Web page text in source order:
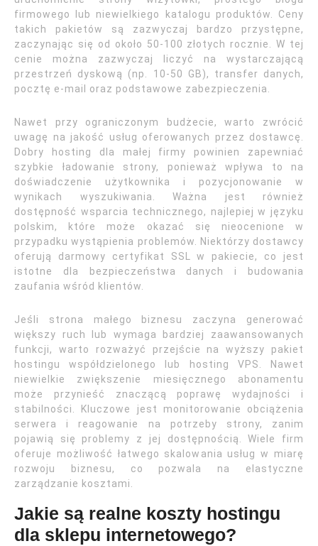
firmowego lub niewielkiego katalogu produktów. Ceny
takich pakietów są zazwyczaj bardzo przystępne,
zaczynając się od około 50-100 złotych rocznie. W tej
cenie można zazwyczaj liczyć na wystarczającą
przestrzeń dyskową (np. 10-50 GB), transfer danych,
pocztę e-mail oraz podstawowe zabezpieczenia.
Nawet przy ograniczonym budżecie, warto zwrócić
uwagę na jakość usług oferowanych przez dostawcę.
Dobry hosting dla małej firmy powinien zapewniać
szybkie ładowanie strony, ponieważ wpływa to na
doświadczenie użytkownika i pozycjonowanie w
wynikach wyszukiwania. Ważna jest również
dostępność wsparcia technicznego, najlepiej w języku
polskim, które może okazać się nieocenione w
przypadku wystąpienia problemów. Niektórzy dostawcy
oferują darmowy certyfikat SSL w pakiecie, co jest
istotne dla bezpieczeństwa danych i budowania
zaufania wśród klientów.
Jeśli strona małego biznesu zaczyna generować
większy ruch lub wymaga bardziej zaawansowanych
funkcji, warto rozważyć przejście na wyższy pakiet
hostingu współdzielonego lub hosting VPS. Nawet
niewielkie zwiększenie miesięcznego abonamentu
może przynieść znaczącą poprawę wydajności i
stabilności. Kluczowe jest monitorowanie obciążenia
serwera i reagowanie na potrzeby strony, zanim
pojawią się problemy z jej dostępnością. Wiele firm
oferuje możliwość łatwego skalowania usług w miarę
rozwoju biznesu, co pozwala na elastyczne
zarządzanie kosztami.
Jakie są realne koszty hostingu
dla sklepu internetowego?